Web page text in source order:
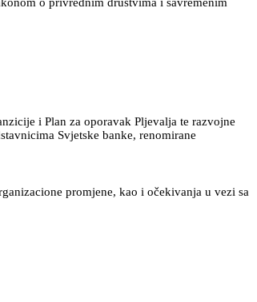
i Plan za oporavak Pljevalja te razvojne
Svjetske banke, renomirane
promjene, kao i očekivanja u vezi sa